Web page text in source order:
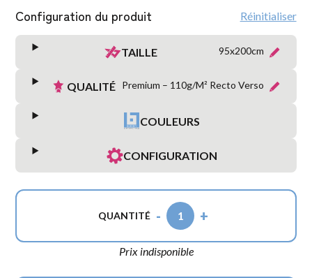
Configuration du produit Réinitialiser
TAILLE 95x200cm
QUALITÉ Premium – 110g/M² Recto Verso
COULEURS
CONFIGURATION
QUANTITÉ - 1 +
Prix indisponible